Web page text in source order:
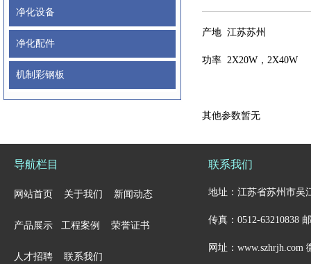
净化设备
净化配件
机制彩钢板
产地 江苏苏州
功率 2X20W，2X40W
其他参数暂无
导航栏目
网站首页 关于我们 新闻动态
产品展示 工程案例 荣誉证书
人才招聘 联系我们
联系我们
地址：江苏省苏州市吴
传真：0512-63210838
网址：www.szhrjh.com